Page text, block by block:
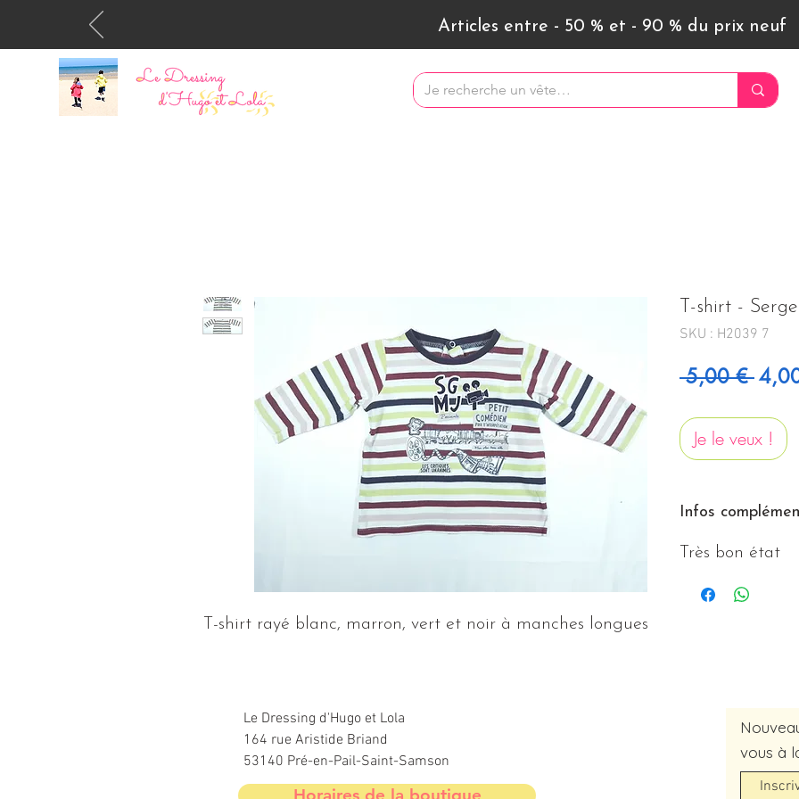
Articles entre - 50 % et - 90 % du prix neuf
T-shirt rayé blanc, marron, vert et noir à manches longues
T-shirt -
SKU : H2039 7
5,00 € Prix
Je le veux !
Infos
Très bon état
Le Dressing d'Hugo et Lola
164 rue Aristide Briand
53140 Pré-en-Pail-Saint-Samson
vous à